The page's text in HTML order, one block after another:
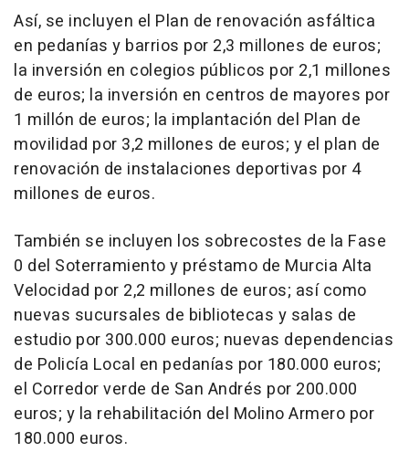
Así, se incluyen el Plan de renovación asfáltica
en pedanías y barrios por 2,3 millones de euros;
la inversión en colegios públicos por 2,1 millones
de euros; la inversión en centros de mayores por
1 millón de euros; la implantación del Plan de
movilidad por 3,2 millones de euros; y el plan de
renovación de instalaciones deportivas por 4
millones de euros.
También se incluyen los sobrecostes de la Fase
0 del Soterramiento y préstamo de Murcia Alta
Velocidad por 2,2 millones de euros; así como
nuevas sucursales de bibliotecas y salas de
estudio por 300.000 euros; nuevas dependencias
de Policía Local en pedanías por 180.000 euros;
el Corredor verde de San Andrés por 200.000
euros; y la rehabilitación del Molino Armero por
180.000 euros.